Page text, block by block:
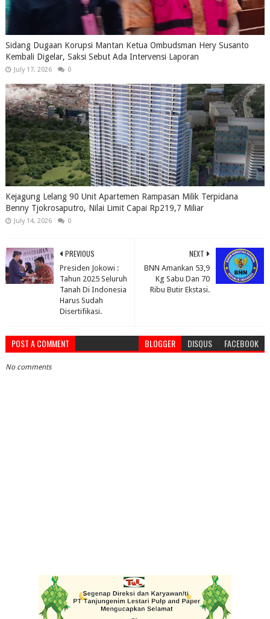
Sidang Dugaan Korupsi Mantan Ketua Ombudsman Hery Susanto
Kembali Digelar, Saksi Sebut Ada Intervensi Laporan
July 17, 2026 0
Kejagung Lelang 90 Unit Apartemen Rampasan Milik Terpidana
Benny Tjokrosaputro, Nilai Limit Capai Rp219,7 Miliar
July 14, 2026 0
NEXT
BNN Amankan 53,9
Kg Sabu Dan 70
Ribu Butir Ekstasi.
PREVIOUS
Presiden Jokowi :
Tahun 2025 Seluruh
Tanah Di Indonesia
Harus Sudah
Disertifikasi.
POST A COMMENT BLOGGER DISQUS FACEBOOK
No comments